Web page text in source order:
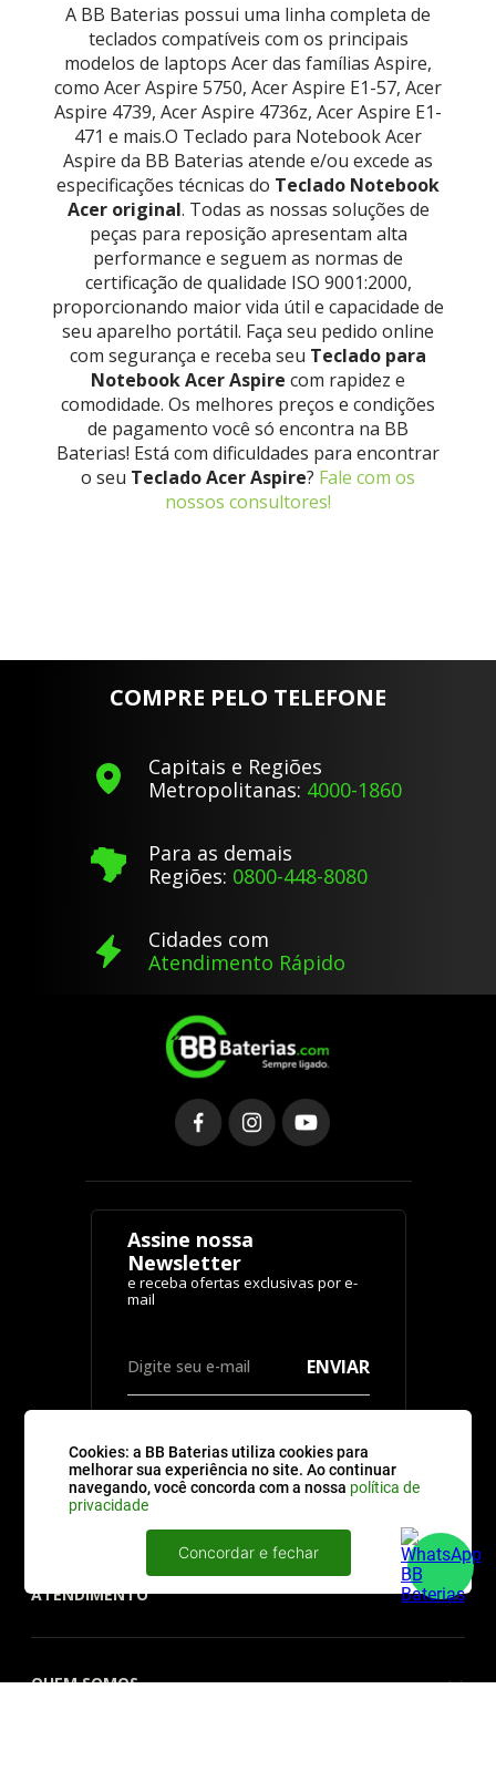
Cookies: a BB Baterias utiliza cookies para
melhorar sua experiência no site. Ao continuar
navegando, você concorda com a nossa política de
privacidade
Concordar e fechar
A BB Baterias possui uma linha completa de
teclados compatíveis com os principais
modelos de laptops Acer das famílias Aspire,
como Acer Aspire 5750, Acer Aspire E1-57, Acer
Aspire 4739, Acer Aspire 4736z, Acer Aspire E1-
471 e mais.O Teclado para Notebook Acer
Aspire da BB Baterias atende e/ou excede as
especificações técnicas do Teclado Notebook
Acer original. Todas as nossas soluções de
peças para reposição apresentam alta
performance e seguem as normas de
certificação de qualidade ISO 9001:2000,
proporcionando maior vida útil e capacidade de
seu aparelho portátil. Faça seu pedido online
com segurança e receba seu Teclado para
Notebook Acer Aspire com rapidez e
comodidade. Os melhores preços e condições
de pagamento você só encontra na BB
Baterias! Está com dificuldades para encontrar
o seu Teclado Acer Aspire? Fale com os
nossos consultores!
COMPRE PELO TELEFONE
Capitais e Regiões
Metropolitanas: 4000-1860
Para as demais
Regiões: 0800-448-8080
Cidades com
Atendimento Rápido
Assine nossa
Newsletter
ENVIAR
CATEGORIAS
ATENDIMENTO
QUEM SOMOS